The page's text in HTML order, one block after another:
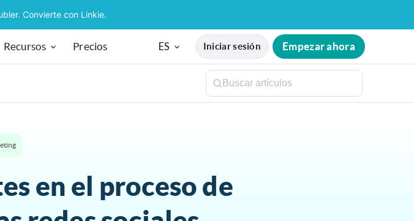
Convierte con Linkie.
Recursos Precios ES Iniciar sesión Empezar ahora
en el proceso de